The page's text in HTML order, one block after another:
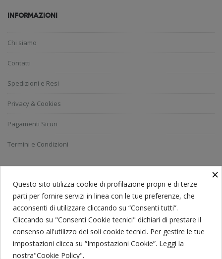
INFORMAZIONI
Chi siamo
Contatti
Spedizioni e Resi
Privacy & Cookies
Pagamenti Sicuri
Termini e Condizioni
ISCRIVITI ALLA NEWSLETTER
Ricevi le ultime notizie e le offerte speciali.
×
Questo sito utilizza cookie di profilazione propri e di terze
parti per fornire servizi in linea con le tue preferenze, che
acconsenti di utilizzare cliccando su “Consenti tutti”.
Cliccando su "Consenti Cookie tecnici" dichiari di prestare il
consenso all'utilizzo dei soli cookie tecnici. Per gestire le tue
impostazioni clicca su “Impostazioni Cookie”. Leggi la
nostra"Cookie Policy".